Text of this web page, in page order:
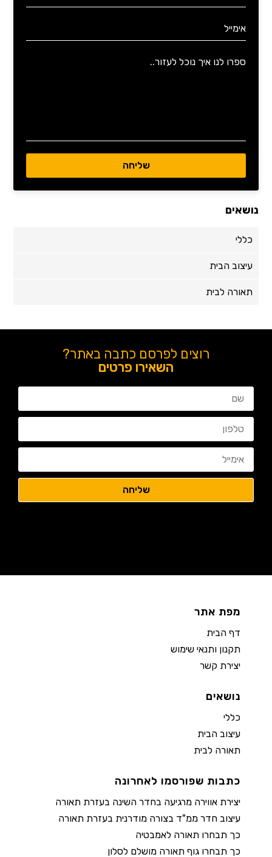
נושאים
כללי
עיצוב הבית
תאורה לבית
רוצים לפרסם כתבה באתר?
השאירו פרטים
מפת אתר
דף הבית
תקנון ותנאי שימוש
יצירת קשר
נושאים
כללי
עיצוב הבית
תאורה לבית
כתבות שפורסמו לאחרונה
יצירת אווירה מרגיעה בחדר השינה בעזרת תאורה
עיצוב חדר ממ"ד בצורה מודרנית בעזרת תאורה
כך תבחרו תאורה לאמבטיה
כך תבחרו גוף תאורה מושלם לסלון